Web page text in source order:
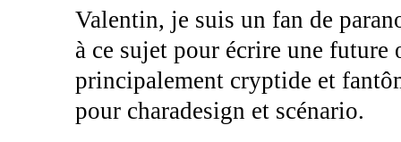
Valentin, je suis un fan de
à ce sujet pour écrire une
principalement cryptide et
pour charadesign et scénario.